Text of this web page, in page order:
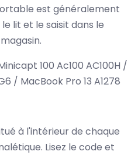
est généralement
lit et le saisit dans le
100 Ac100 AC100H /
/ MacBook Pro 13 A1278
à l'intérieur de chaque
Lisez le code et